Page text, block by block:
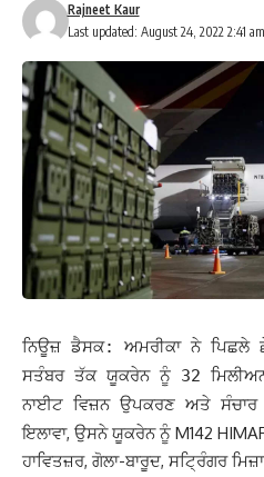
Last updated: August 24, 2022 2:41 am
Rajneet Kaur
ਨਿਊਜ਼ ਡੈਸਕ: ਅਮਰੀਕਾ ਨੇ ਪਿਛਲੇ
ਸਤੰਬਰ ਤੱਕ ਯੂਕਰੇਨ ਨੂੰ 32
ਨਾਈਟ ਵਿਜ਼ਨ ਉਪਕਰਣ ਅਤੇ
ਇਲਾਵਾ, ਉਸਨੇ ਯੂਕਰੇਨ ਨੂੰ M142
ਹਾਵਿਤਜ਼ਰ, ਗੋਲਾ-ਬਾਰੂਦ, ਸਟ੍ਰਿੰਗਰ